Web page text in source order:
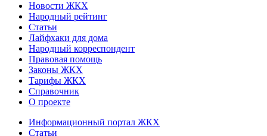
Новости ЖКХ
Народный рейтинг
Статьи
Лайфхаки для дома
Народный корреспондент
Правовая помощь
Законы ЖКХ
Тарифы ЖКХ
Справочник
О проекте
Информационный портал ЖКХ
Статьи